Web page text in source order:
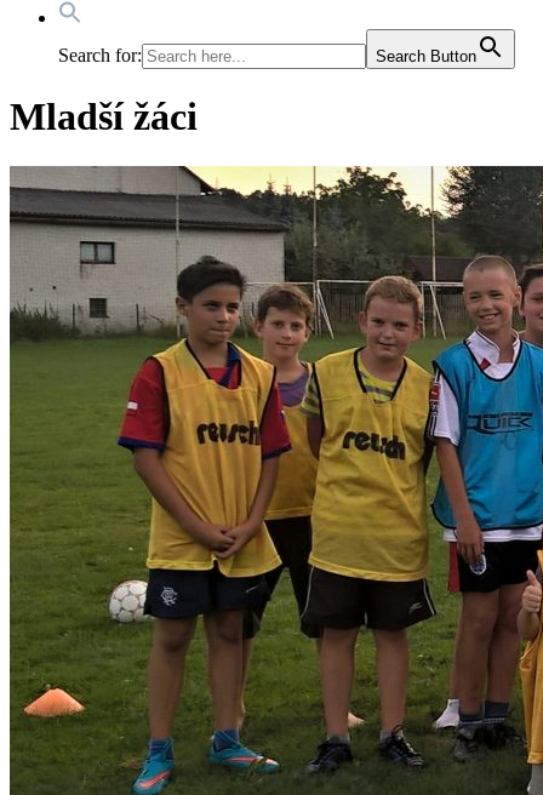
Search for: Search Button
Mladší žáci